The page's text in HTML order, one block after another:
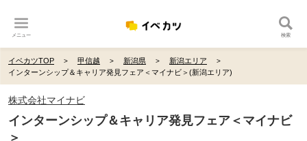
メニュー 検索
イベカツTOP 甲信越 新潟県
新潟エリア
インターンシップ＆キャリア発見フェア＜マイナビ＞(新潟エリア)
株式会社マイナビ
インターンシップ＆キャリア発見フェア＜マイナビ
＞